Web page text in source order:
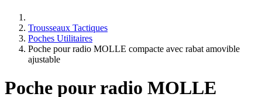
Trousseaux Tactiques
Poches Utilitaires
Poche pour radio MOLLE compacte avec rabat amovible
ajustable
Poche pour radio MOLLE